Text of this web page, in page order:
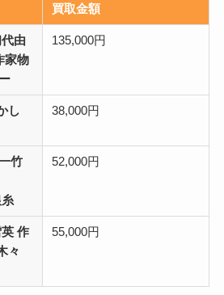
買取金額
由
家物
135,000円
し
38,000円
竹
52,000円
作
々
55,000円